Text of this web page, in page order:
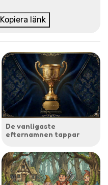
Kopiera länk
De vanligaste
efternamnen tappar